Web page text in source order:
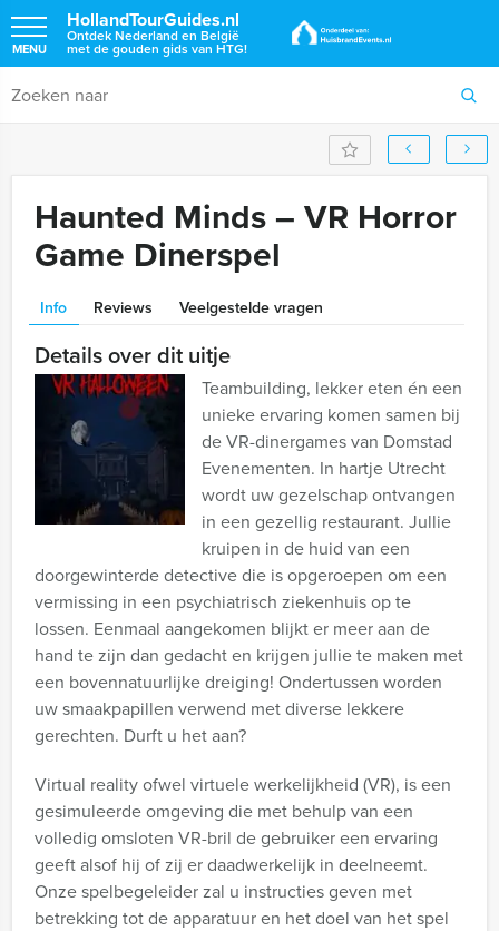
HollandTourGuides.nl
Ontdek Nederland en België
met de gouden gids van HTG!
MENU
Haunted Minds – VR Horror
Game Dinerspel
Info Reviews Veelgestelde vragen
Details over dit uitje
Teambuilding, lekker eten én een
unieke ervaring komen samen bij
de VR-dinergames van Domstad
Evenementen. In hartje Utrecht
wordt uw gezelschap ontvangen
in een gezellig restaurant. Jullie
kruipen in de huid van een
doorgewinterde detective die is opgeroepen om een
vermissing in een psychiatrisch ziekenhuis op te
lossen. Eenmaal aangekomen blijkt er meer aan de
hand te zijn dan gedacht en krijgen jullie te maken met
een bovennatuurlijke dreiging! Ondertussen worden
uw smaakpapillen verwend met diverse lekkere
gerechten. Durft u het aan?
Virtual reality ofwel virtuele werkelijkheid (VR), is een
gesimuleerde omgeving die met behulp van een
volledig omsloten VR-bril de gebruiker een ervaring
geeft alsof hij of zij er daadwerkelijk in deelneemt.
Onze spelbegeleider zal u instructies geven met
betrekking tot de apparatuur en het doel van het spel